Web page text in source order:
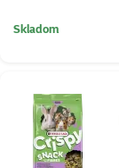
Skladom